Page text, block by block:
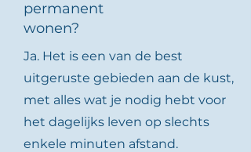
permanent
wonen?
Ja. Het is een van de best
uitgeruste gebieden aan de kust,
met alles wat je nodig hebt voor
het dagelijks leven op slechts
enkele minuten afstand.